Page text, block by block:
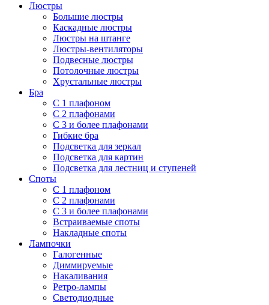
Люстры
Большие люстры
Каскадные люстры
Люстры на штанге
Люстры-вентиляторы
Подвесные люстры
Потолочные люстры
Хрустальные люстры
Бра
С 1 плафоном
С 2 плафонами
С 3 и более плафонами
Гибкие бра
Подсветка для зеркал
Подсветка для картин
Подсветка для лестниц и ступеней
Споты
С 1 плафоном
С 2 плафонами
С 3 и более плафонами
Встраиваемые споты
Накладные споты
Лампочки
Галогенные
Диммируемые
Накаливания
Ретро-лампы
Светодиодные